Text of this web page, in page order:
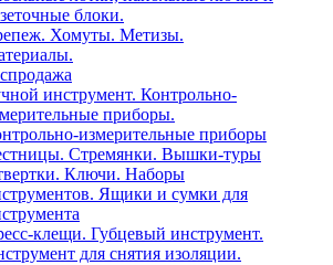
блоки.
Хомуты. Метизы.
инструмент. Контрольно-
приборы.
измерительные приборы
Стремянки. Вышки-туры
Ключи. Наборы
Ящики и сумки для
клещи. Губцевый инструмент.
для снятия изоляции.